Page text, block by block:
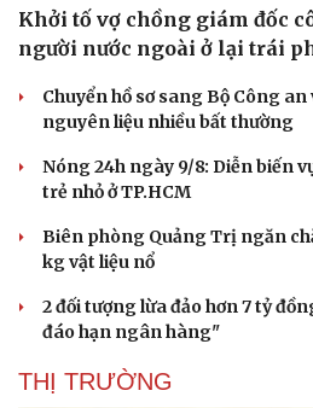
Cải chính
Khởi tố vợ chồng giám đốc
người nước ngoài ở lại trái
Chuyển hồ sơ sang Bộ Công
nguyên liệu nhiều bất thường
Nóng 24h ngày 9/8: Diễn biến
trẻ nhỏ ở TP.HCM
Biên phòng Quảng Trị ngăn
kg vật liệu nổ
2 đối tượng lừa đảo hơn 7 tỷ
đáo hạn ngân hàng"
THỊ TRƯỜNG